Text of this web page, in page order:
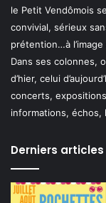
le Petit Vendômois
convivial, sérieux
prétention…à
Dans ses colonnes,
d’hier, celui
concerts,
informations,
Derniers articles